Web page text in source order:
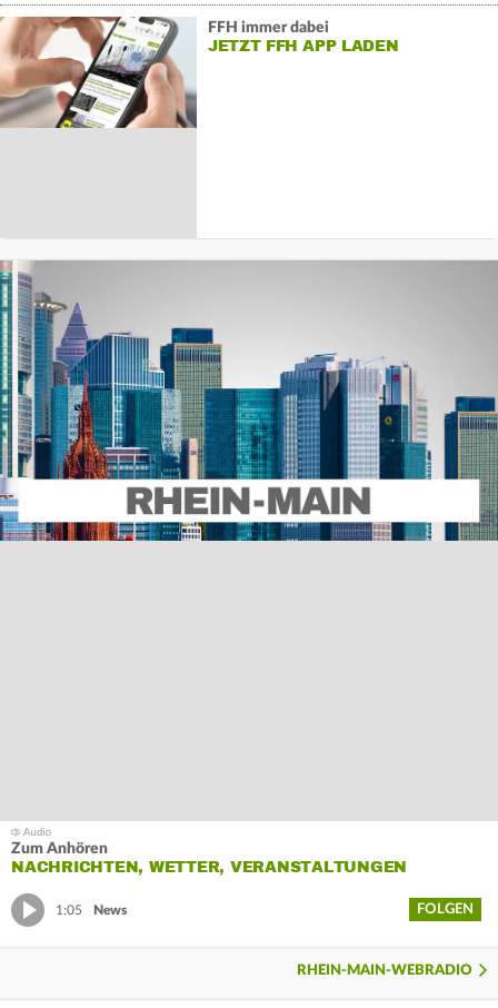
FFH immer dabei
JETZT FFH APP LADEN
Zum Anhören
NACHRICHTEN, WETTER, VERANSTALTUNGEN
1:05 News FOLGEN
RHEIN-MAIN-WEBRADIO